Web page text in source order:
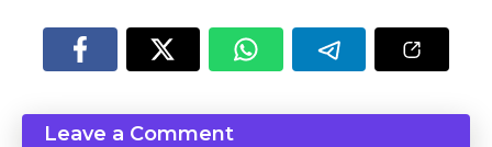
Leave a Comment